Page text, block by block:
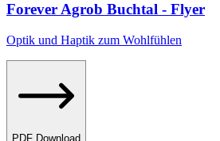
Forever Agrob Buchtal - Flyer
Optik und Haptik zum Wohlfühlen
PDF Download